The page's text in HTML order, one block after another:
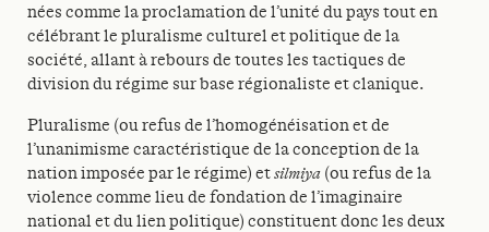
nées comme la proclamation de l’unité du pays tout en
célébrant le pluralisme culturel et politique de la
société, allant à rebours de toutes les tactiques de
division du régime sur base régionaliste et clanique.
Pluralisme (ou refus de l’homogénéisation et de
l’unanimisme caractéristique de la conception de la
nation imposée par le régime) etsilmiya (ou refus de la
violence comme lieu de fondation de l’imaginaire
national et du lien politique) constituent donc les deux